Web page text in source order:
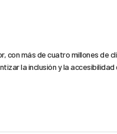
con más de cuatro millones de
la inclusión y la